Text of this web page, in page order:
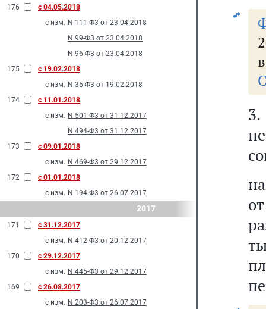
176
с 04.05.2018
с изм. N 111-Ф3 от 23.04.2018
N 99-Ф3 от 23.04.2018
N 96-Ф3 от 23.04.2018
175
с 19.02.2018
с изм. N 35-Ф3 от 19.02.2018
174
с 11.01.2018
с изм. N 501-Ф3 от 31.12.2017
N 494-Ф3 от 31.12.2017
173
с 09.01.2018
с изм. N 469-Ф3 от 29.12.2017
172
с 01.01.2018
с изм. N 194-Ф3 от 26.07.2017
2017
171
с 31.12.2017
с изм. N 412-Ф3 от 20.12.2017
170
с 29.12.2017
с изм. N 445-Ф3 от 29.12.2017
169
с 26.08.2017
с изм. N 203-Ф3 от 26.07.2017